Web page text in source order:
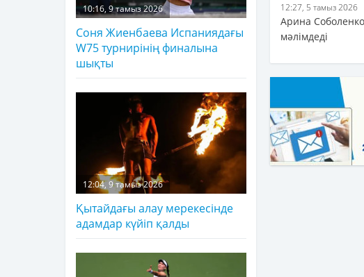
12:27, 5 тамыз 2026
Арина Соболенко
мәлімдеді
10:16, 9 тамыз 2026
Соня Жиенбаева Испаниядағы
W75 турнирінің финалына
шықты
12:04, 9 тамыз 2026
Қытайдағы алау мерекесінде
адамдар күйіп қалды